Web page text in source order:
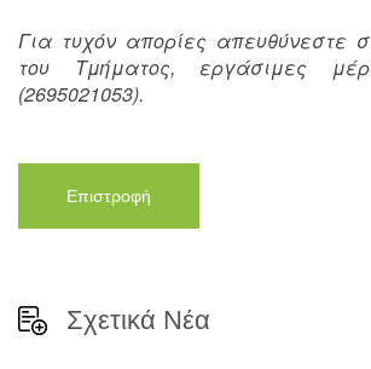
Για τυχόν απορίες απευθύνεστε
του Τμήματος, εργάσιμες
(2695021053).
Επιστροφή
Σχετικά Νέα